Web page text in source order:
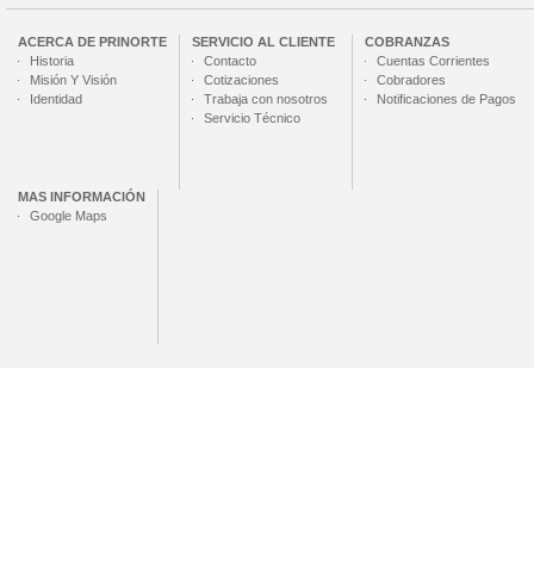
ACERCA DE PRINORTE
Historia
Misión Y Visión
Identidad
SERVICIO AL CLIENTE
Contacto
Cotizaciones
Trabaja con nosotros
Servicio Técnico
COBRANZAS
Cuentas Corrientes
Cobradores
Notificaciones de Pagos
MAS INFORMACIÓN
Google Maps